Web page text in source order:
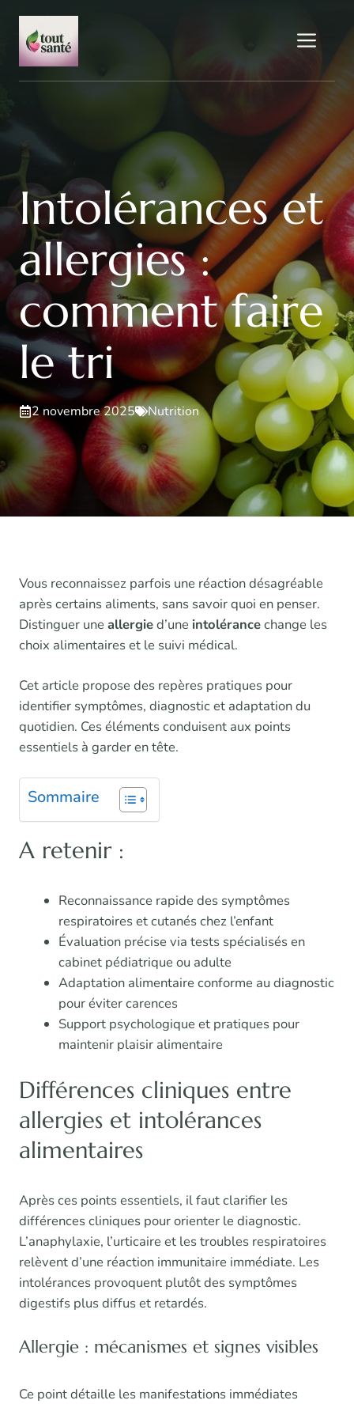
contenu
Intolérances et
allergies :
comment faire
le tri
2 novembre 2025 Nutrition
Vous reconnaissez parfois une réaction désagréable
après certains aliments, sans savoir quoi en penser.
Distinguer une allergied’une intolérancechange les
choix alimentaires et le suivi médical.
Cet article propose des repères pratiques pour
identifier symptômes, diagnostic et adaptation du
quotidien. Ces éléments conduisent aux points
essentiels à garder en tête.
Sommaire
A retenir :
Reconnaissance rapide des symptômes
respiratoires et cutanés chez l’enfant
Évaluation précise via tests spécialisés en
cabinet pédiatrique ou adulte
Adaptation alimentaire conforme au diagnostic
pour éviter carences
Support psychologique et pratiques pour
maintenir plaisir alimentaire
Différences cliniques entre
allergies et intolérances
alimentaires
Après ces points essentiels, il faut clarifier les
différences cliniques pour orienter le diagnostic.
L’anaphylaxie, l’urticaire et les troubles respiratoires
relèvent d’une réaction immunitaire immédiate. Les
intolérances provoquent plutôt des symptômes
digestifs plus diffus et retardés.
Allergie : mécanismes et signes visibles
Ce point détaille les manifestations immédiates